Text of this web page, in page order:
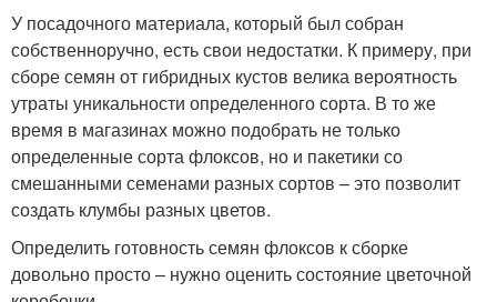
У посадочного материала, который был собран
собственноручно, есть свои недостатки. К примеру, при
сборе семян от гибридных кустов велика вероятность
утраты уникальности определенного сорта. В то же
время в магазинах можно подобрать не только
определенные сорта флоксов, но и пакетики со
смешанными семенами разных сортов – это позволит
создать клумбы разных цветов.
Определить готовность семян флоксов к сборке
довольно просто – нужно оценить состояние цветочной